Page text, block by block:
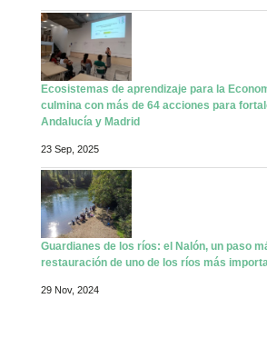
Ecosistemas de aprendizaje para la
culmina con más de 64 acciones para
Andalucía y Madrid
23 Sep, 2025
Guardianes de los ríos: el Nalón, un paso
restauración de uno de los ríos más
29 Nov, 2024